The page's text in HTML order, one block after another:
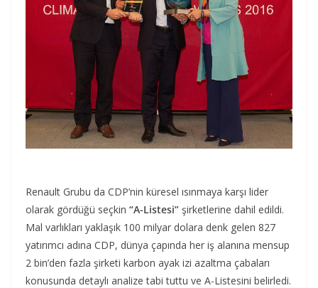
Renault Grubu da CDP’nin küresel ısınmaya karşı lider
olarak gördüğü seçkin “A-Listesi” şirketlerine dahil edildi.
Mal varlıkları yaklaşık 100 milyar dolara denk gelen 827
yatırımcı adına CDP, dünya çapında her iş alanına mensup
2 bin’den fazla şirketi karbon ayak izi azaltma çabaları
konusunda detaylı analize tabi tuttu ve A-Listesini belirledi.